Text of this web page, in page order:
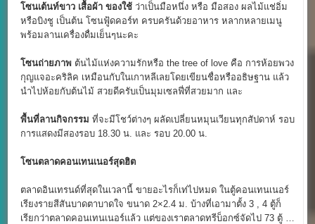
โซนเต้นท์ขาว เสื้อผ้า ของใช้ ว่าเป็นมือหนึ่ง หรือ มือสอง ผลไม้แช่อิ่ม
หรือบิงชู เป็นต้น โซนฟู้ดคอร์ท ครบครันด้วยอาหาร หลากหลายเมนู
พร้อมลานเครื่องดื่มเย็นๆนะคะ
โซนถ่ายภาพ ต้นไม้แห่งความรักหรือ the tree of love คือ การห้อยพวง
กุญแจอะคริลิค เหมือนกับในเกาหลีเลยโดยเขียนชื่อหรืออธิษฐาน แล้ว
นำไปห้อยกับต้นไม้ สวยดีครับเป็นมุมเซลฟี่ที่สวยมาก และ
พื้นที่ลานกิจกรรมที่จะมีโชว์ต่างๆ ผลัดเปลี่ยนหมุนเวียนทุกสัปดาห์ รอบ
การแสดงมีสองรอบ 18.30 น. และ รอบ 20.00 น.
โซนตลาดคอนเทนเนอร์สุดฮิต
ตลาดอินเทรนด์ที่สุดในเวลานี้ ขายอะไรก็เท่ไปหมด ในตู้คอนเทนเนอร์
เรียงรายสีสันบาดตาบาดใจ ขนาด 2×2.4 ม. บ้างที่เอามาตั้ง 3 , 4 ตู้ก็
เรียกว่าตลาดคอนเทนเนอร์แล้ว แต่ของเราตลาดทรีบ็อกซ์จัดไป 73 ตู้ …